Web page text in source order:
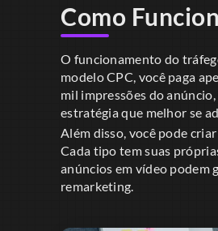
Como
O funcionamento do
modelo CPC, você paga
mil impressões do
estratégia que melhor se
Além disso, você pode
Cada tipo tem suas
anúncios em vídeo podem
remarketing.